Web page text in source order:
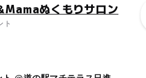
ぬくもりサロン
ト